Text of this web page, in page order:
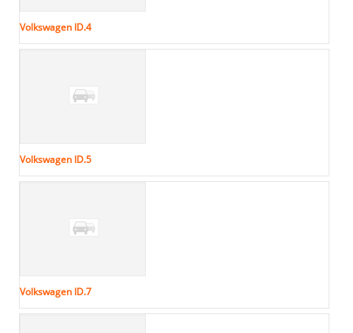
Volkswagen ID.4
Volkswagen ID.5
Volkswagen ID.7